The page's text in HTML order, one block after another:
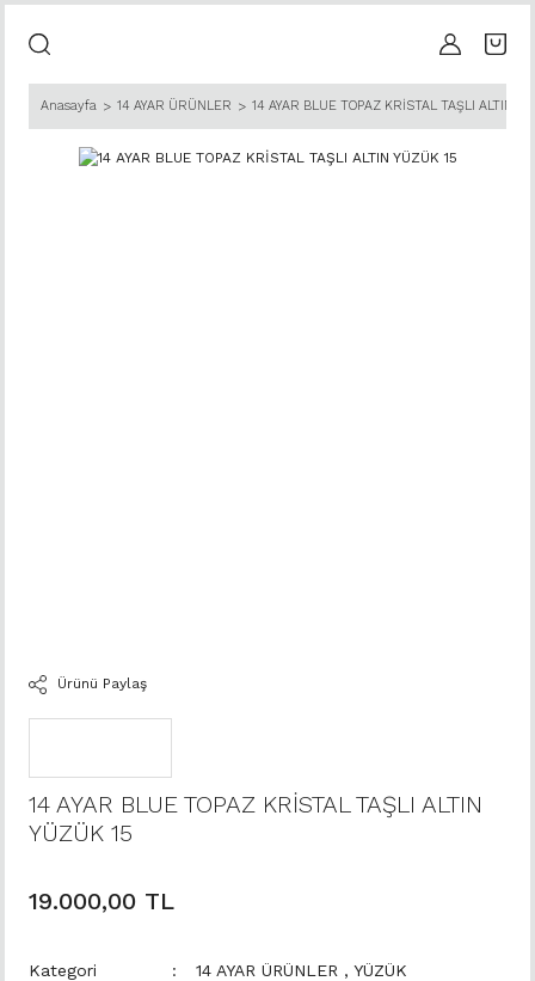
Anasayfa 14 AYAR ÜRÜNLER 14 AYAR BLUE TOPAZ KRİSTAL TAŞLI ALTIN
Ürünü Paylaş
14 AYAR BLUE TOPAZ KRİSTAL TAŞLI ALTIN
YÜZÜK 15
19.000,00 TL
Kategori 14 AYAR ÜRÜNLER , YÜZÜK